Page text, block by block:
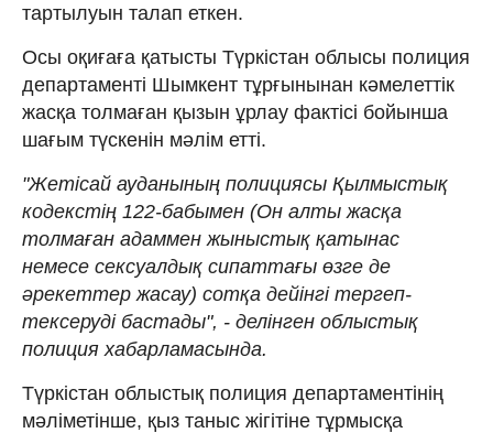
тартылуын талап еткен.
Осы оқиғаға қатысты Түркістан облысы полиция
департаменті Шымкент тұрғынынан кәмелеттік
жасқа толмаған қызын ұрлау фактісі бойынша
шағым түскенін мәлім етті.
"Жетісай ауданының полициясы Қылмыстық
кодекстің 122-бабымен (Он алты жасқа
толмаған адаммен жыныстық қатынас
немесе сексуалдық сипаттағы өзге де
әрекеттер жасау) сотқа дейінгі тергеп-
тексеруді бастады", - делінген облыстық
полиция хабарламасында.
Түркістан облыстық полиция департаментінің
мәліметінше, қыз таныс жігітіне тұрмысқа